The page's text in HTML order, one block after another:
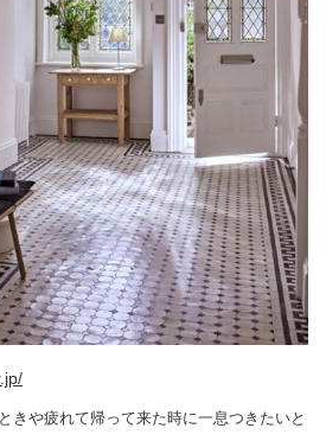
きや疲れて帰って来た時に一息つきたいと